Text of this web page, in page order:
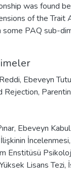
was found
of the Trait
PAQ sub-
, Ebeveyn
Rejection,
Ebeveyn
İlişkinin
Enstitüsü
Yüksek Lisans